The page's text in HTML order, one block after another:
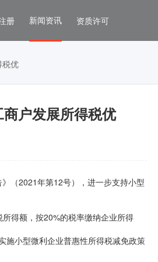
册 新闻资讯 资质许可
税优
户发展所得税优
（2021年第12号），进一步支持小型
得额，按20%的税率缴纳企业所得
施小型微利企业普惠性所得税减免政策